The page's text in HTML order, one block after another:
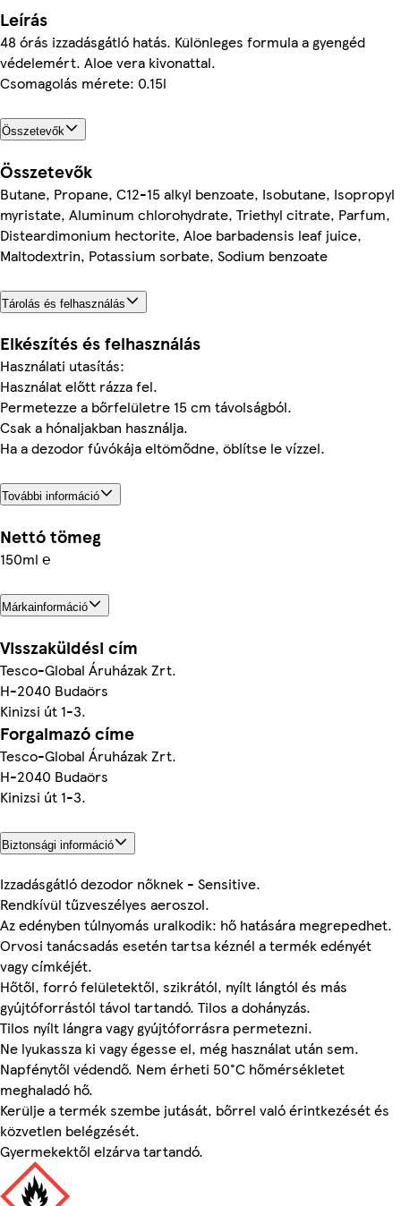
Leírás
48 órás izzadásgátló hatás. Különleges formula a gyengéd
védelemért. Aloe vera kivonattal.
Csomagolás mérete: 0.15l
Összetevők
Összetevők
Butane, Propane, C12-15 alkyl benzoate, Isobutane, Isopropyl
myristate, Aluminum chlorohydrate, Triethyl citrate, Parfum,
Disteardimonium hectorite, Aloe barbadensis leaf juice,
Maltodextrin, Potassium sorbate, Sodium benzoate
Tárolás és felhasználás
Elkészítés és felhasználás
Használati utasítás:
Használat előtt rázza fel.
Permetezze a bőrfelületre 15 cm távolságból.
Csak a hónaljakban használja.
Ha a dezodor fúvókája eltömődne, öblítse le vízzel.
További információ
Nettó tömeg
150ml ℮
Márkainformáció
Visszaküldési cím
Tesco-Global Áruházak Zrt.
H-2040 Budaörs
Kinizsi út 1-3.
Forgalmazó címe
Tesco-Global Áruházak Zrt.
H-2040 Budaörs
Kinizsi út 1-3.
Biztonsági információ
Izzadásgátló dezodor nőknek - Sensitive.
Rendkívül tűzveszélyes aeroszol.
Az edényben túlnyomás uralkodik: hő hatására megrepedhet.
Orvosi tanácsadás esetén tartsa kéznél a termék edényét
vagy címkéjét.
Hőtől, forró felületektől, szikrától, nyílt lángtól és más
gyújtóforrástól távol tartandó. Tilos a dohányzás.
Tilos nyílt lángra vagy gyújtóforrásra permetezni.
Ne lyukassza ki vagy égesse el, még használat után sem.
Napfénytől védendő. Nem érheti 50°C hőmérsékletet
meghaladó hő.
Kerülje a termék szembe jutását, bőrrel való érintkezését és
közvetlen belégzését.
Gyermekektől elzárva tartandó.